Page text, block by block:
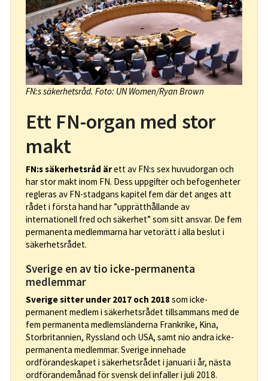
FN:s säkerhetsråd. Foto: UN Women/Ryan Brown
Ett FN-organ med stor
makt
FN:s säkerhetsråd ärett av FN:s sex huvudorgan och
har stor makt inom FN. Dess uppgifter och befogenheter
regleras av FN-stadgans kapitel fem där det anges att
rådet i första hand har ”upprätthållande av
internationell fred och säkerhet” som sitt ansvar. De fem
permanenta medlemmarna har vetorätt i alla beslut i
säkerhetsrådet.
Sverige en av tio icke-permanenta
medlemmar
Sverige sitter under 2017 och 2018 som icke-
permanent medlem i säkerhetsrådet tillsammans med de
fem permanenta medlemsländerna Frankrike, Kina,
Storbritannien, Ryssland och USA, samt nio andra icke-
permanenta medlemmar. Sverige innehade
ordförandeskapet i säkerhetsrådet i januari i år, nästa
ordförandemånad för svensk del infaller i juli 2018.